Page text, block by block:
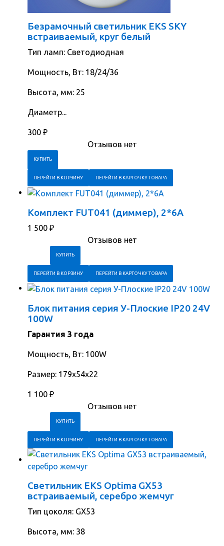
Безрамочный светильник EKS SKY
встраиваемый, круг белый
Тип ламп: Светодиодная
Мощность, Вт: 18/24/36
Высота, мм: 25
Диаметр...
300 ₽
Отзывов нет
ПЕРЕЙТИ В КОРЗИНУ ПЕРЕЙТИ В КАРТОЧКУ ТОВАРА
Комплект FUT041 (диммер), 2*6А
1 500 ₽
Отзывов нет
ПЕРЕЙТИ В КОРЗИНУ ПЕРЕЙТИ В КАРТОЧКУ ТОВАРА
Блок питания серия У-Плоские IP20 24V
100W
Гарантия 3 года
Мощность, Вт: 100W
Размер: 179х54х22
1 100 ₽
Отзывов нет
ПЕРЕЙТИ В КОРЗИНУ ПЕРЕЙТИ В КАРТОЧКУ ТОВАРА
Светильник EKS Optima GX53
встраиваемый, серебро жемчуг
Тип цоколя: GX53
Высота, мм: 38